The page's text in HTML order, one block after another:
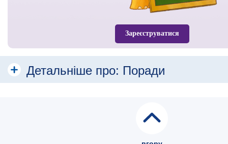
Зареєструватися
Детальніше про: Поради